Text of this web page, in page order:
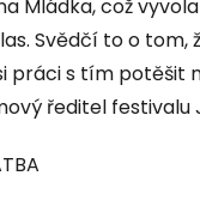
Mládka, což
Svědčí to o tom,
práci s tím potěšit
ředitel festivalu